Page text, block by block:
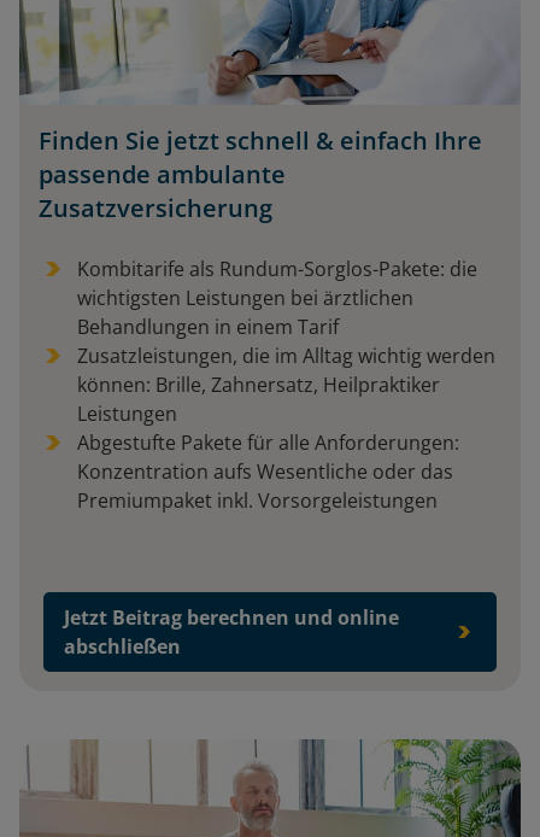
Finden Sie jetzt schnell & einfach Ihre
passende ambulante
Zusatzversicherung
Kombitarife als Rundum-Sorglos-Pakete: die
wichtigsten Leistungen bei ärztlichen
Behandlungen in einem Tarif
Zusatzleistungen, die im Alltag wichtig werden
können: Brille, Zahnersatz, Heilpraktiker
Leistungen
Abgestufte Pakete für alle Anforderungen:
Konzentration aufs Wesentliche oder das
Premiumpaket inkl. Vorsorgeleistungen
Jetzt Beitrag berechnen und online
abschließen